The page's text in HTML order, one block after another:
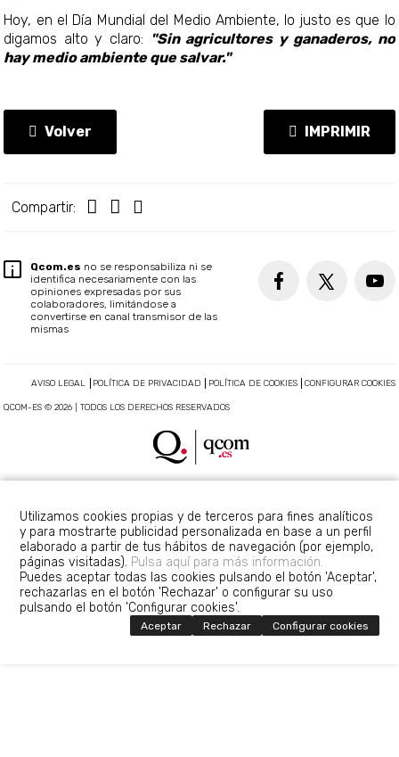
Hoy, en el Día Mundial del Medio Ambiente, lo justo es que lo
digamos alto y claro:
"Sin agricultores y ganaderos, no
hay medio ambiente que salvar."
Volver IMPRIMIR
Compartir:
Qcom.es no se responsabiliza ni se
identifica necesariamente con las
opiniones expresadas por sus
colaboradores, limitándose a
convertirse en canal transmisor de las
mismas
AVISO LEGAL POLÍTICA DE PRIVACIDAD POLÍTICA DE COOKIES CONFIGURAR COOKIES
QCOM-ES © 2026 | TODOS LOS DERECHOS RESERVADOS
Utilizamos cookies propias y de terceros para fines analíticos
y para mostrarte publicidad personalizada en base a un perfil
elaborado a partir de tus hábitos de navegación (por ejemplo,
páginas visitadas). Pulsa aquí para más información.
Puedes aceptar todas las cookies pulsando el botón 'Aceptar',
rechazarlas en el botón 'Rechazar' o configurar su uso
pulsando el botón 'Configurar cookies'.
Aceptar Rechazar Configurar cookies